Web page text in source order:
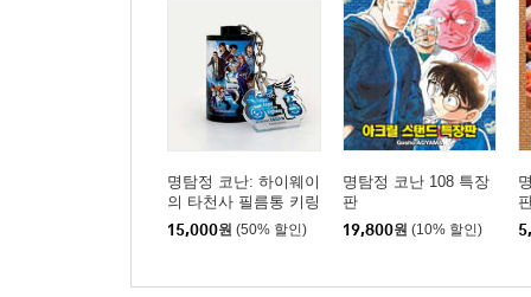
명탐정 코난: 하이웨이
의 타천사 필름통 키링
15,000원 (50% 할인)
명탐정 코난 108 특장
판
19,800원 (10% 할인)